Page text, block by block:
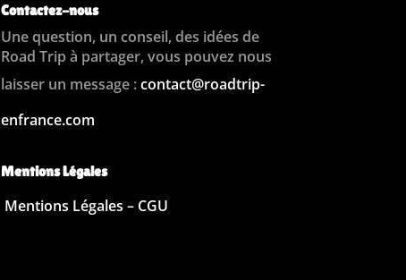
Contactez-nous
Une question, un conseil, des idées de
Road Trip à partager, vous pouvez nous
laisser un message :contact@roadtrip-
enfrance.com
Mentions Légales
Mentions Légales – CGU